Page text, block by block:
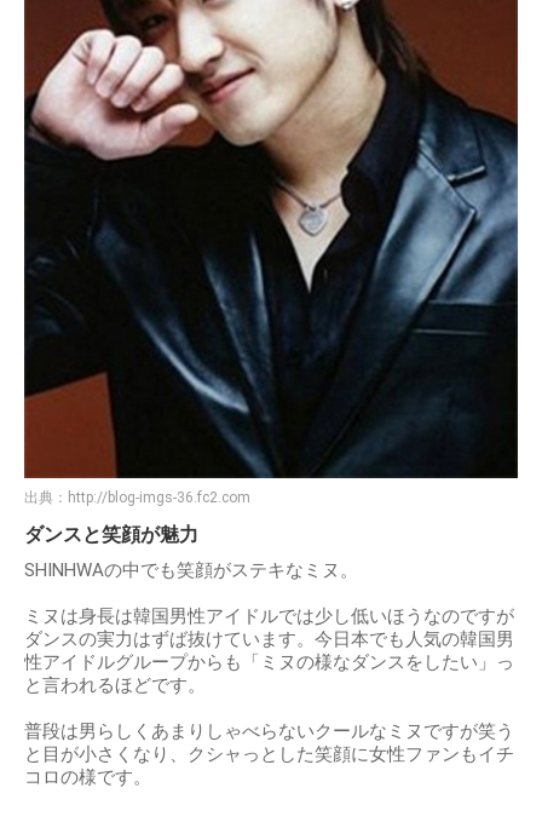
出典： http://blog-imgs-36.fc2.com
ダンスと笑顔が魅力
SHINHWAの中でも笑顔がステキなミヌ。
ミヌは身長は韓国男性アイドルでは少し低いほうなのですが
ダンスの実力はずば抜けています。今日本でも人気の韓国男
性アイドルグループからも「ミヌの様なダンスをしたい」っ
と言われるほどです。
普段は男らしくあまりしゃべらないクールなミヌですが笑う
と目が小さくなり、クシャっとした笑顔に女性ファンもイチ
コロの様です。